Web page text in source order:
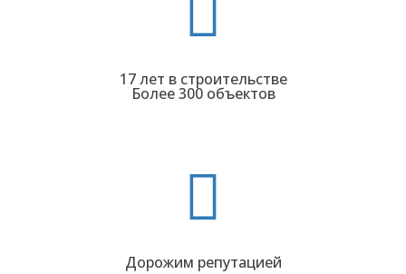
17 лет в строительстве
Более 300 объектов
Дорожим репутацией